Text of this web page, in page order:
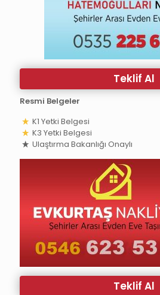
Teklif Al
Resmi Belgeler
K1 Yetki Belgesi
K3 Yetki Belgesi
Ulaştırma Bakanlığı Onaylı
Teklif Al